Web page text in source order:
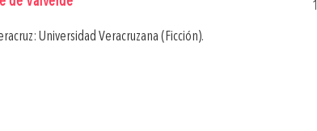
Universidad Veracruzana (Ficción).